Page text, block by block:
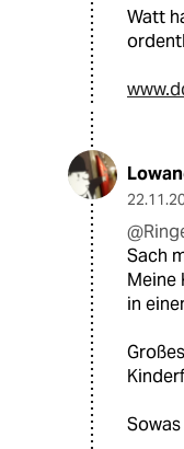
Watt
Sach
Meine
in